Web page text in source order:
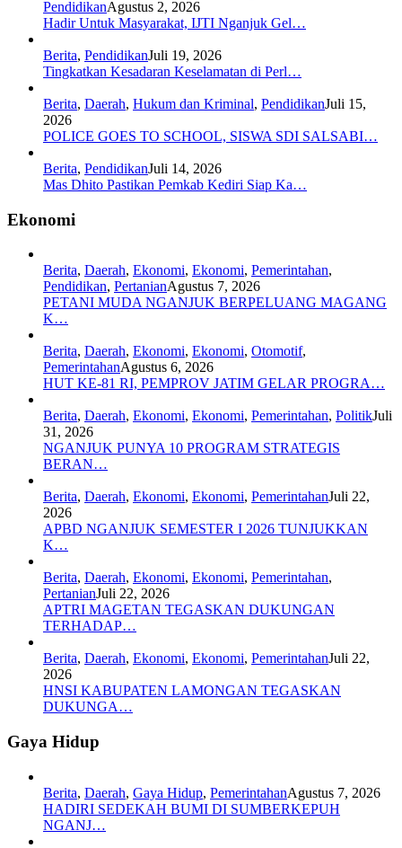
PendidikanAgustus 2, 2026
Hadir Untuk Masyarakat, IJTI Nganjuk Gel…
Berita, PendidikanJuli 19, 2026
Tingkatkan Kesadaran Keselamatan di Perl…
Berita, Daerah, Hukum dan Kriminal, PendidikanJuli 15,
2026
POLICE GOES TO SCHOOL, SISWA SDI SALSABI…
Berita, PendidikanJuli 14, 2026
Mas Dhito Pastikan Pemkab Kediri Siap Ka…
Ekonomi
Berita, Daerah, Ekonomi, Ekonomi, Pemerintahan,
Pendidikan, PertanianAgustus 7, 2026
PETANI MUDA NGANJUK BERPELUANG MAGANG
K…
Berita, Daerah, Ekonomi, Ekonomi, Otomotif,
PemerintahanAgustus 6, 2026
HUT KE-81 RI, PEMPROV JATIM GELAR PROGRA…
Berita, Daerah, Ekonomi, Ekonomi, Pemerintahan, PolitikJuli
31, 2026
NGANJUK PUNYA 10 PROGRAM STRATEGIS
BERAN…
Berita, Daerah, Ekonomi, Ekonomi, PemerintahanJuli 22,
2026
APBD NGANJUK SEMESTER I 2026 TUNJUKKAN
K…
Berita, Daerah, Ekonomi, Ekonomi, Pemerintahan,
PertanianJuli 22, 2026
APTRI MAGETAN TEGASKAN DUKUNGAN
TERHADAP…
Berita, Daerah, Ekonomi, Ekonomi, PemerintahanJuli 22,
2026
HNSI KABUPATEN LAMONGAN TEGASKAN
DUKUNGA…
Gaya Hidup
Berita, Daerah, Gaya Hidup, PemerintahanAgustus 7, 2026
HADIRI SEDEKAH BUMI DI SUMBERKEPUH
NGANJ…